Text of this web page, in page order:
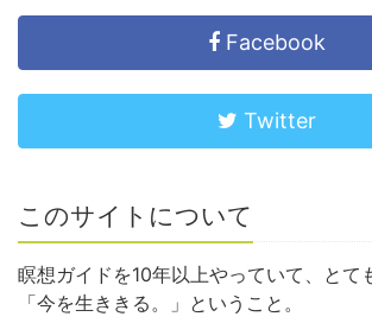
Facebook
Twitter
このサイトについて
瞑想ガイドを10年以上やっていて、とて
「今を生ききる。」ということ。